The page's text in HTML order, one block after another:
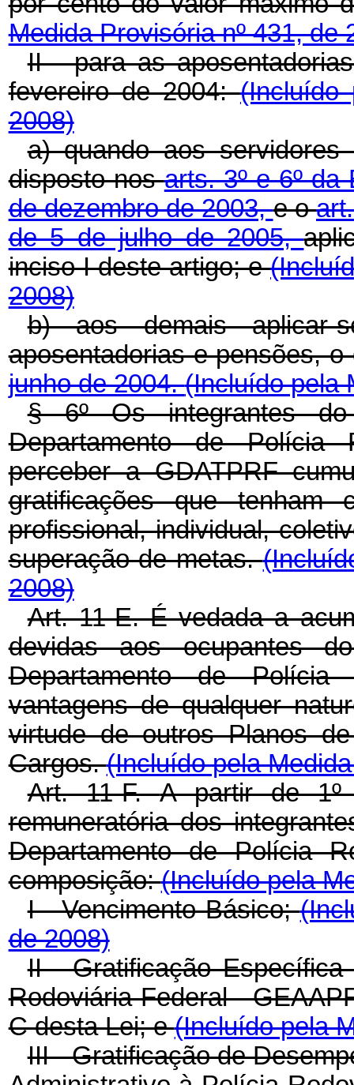
Medida Provisória nº 431, de
II - para as
fevereiro de 2004:(Incluído
2008)
a) quando aos
disposto nosarts. 3º e 6º da
de dezembro de 2003,e o
de 5 de julho de 2005,
inciso I deste artigo; e
2008)
b) aos demais
aposentadorias e pensões,
junho de 2004.(Incluído pela
§ 6º Os integrantes
Departamento de Polícia
perceber a GDATPRF
gratificações que tenham
profissional, individual,
superação de metas.
2008)
Art. 11-E.É vedada a
devidas aos ocupantes
Departamento de
vantagens de qualquer
virtude de outros Planos
Cargos.(Incluído pela
Art. 11-F.A partir de 1º
remuneratória dos
Departamento de Polícia
composição:(Incluído pela
I - Vencimento Básico;
de 2008)
II - Gratificação Específica
Rodoviária Federal -
C desta Lei; e(Incluído pela
III - Gratificação de